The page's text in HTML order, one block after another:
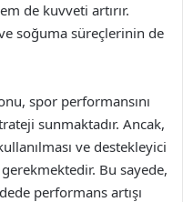
de kuvveti artırır.
soğuma süreçlerinin de
spor performansını
sunmaktadır. Ancak,
ve destekleyici
Bu sayede,
performans artışı